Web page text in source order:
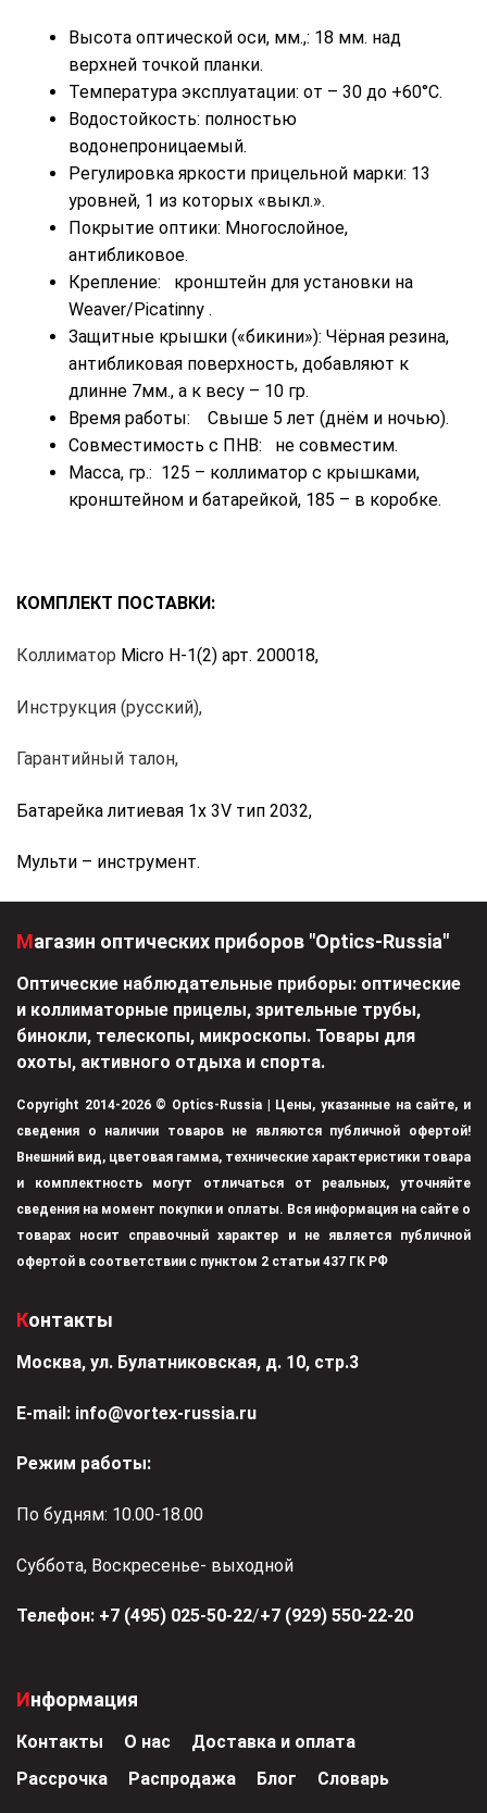
Высота оптической оси, мм.,: 18 мм. над
верхней точкой планки.
Температура эксплуатации: от – 30 до +60°C.
Водостойкость: полностью
водонепроницаемый.
Регулировка яркости прицельной марки: 13
уровней, 1 из которых «выкл.».
Покрытие оптики: Многослойное,
антибликовое.
Крепление: кронштейн для установки на
Weaver/Picatinny .
Защитные крышки («бикини»): Чёрная резина,
антибликовая поверхность, добавляют к
длинне 7мм., а к весу – 10 гр.
Время работы: Свыше 5 лет (днём и ночью).
Совместимость с ПНВ: не совместим.
Масса, гр.: 125 – коллиматор с крышками,
кронштейном и батарейкой, 185 – в коробке.
КОМПЛЕКТ ПОСТАВКИ:
Коллиматор Micro H-1(2) арт. 200018,
Инструкция (русский),
Гарантийный талон,
Батарейка литиевая 1х 3V тип 2032,
Мульти – инструмент.
Магазин оптических приборов "Optics-Russia"
Оптические наблюдательные приборы: оптические
и коллиматорные прицелы, зрительные трубы,
бинокли, телескопы, микроскопы. Товары для
охоты, активного отдыха и спорта.
Copyright 2014-2026 © Optics-Russia | Цены, указанные на сайте, и
сведения о наличии товаров не являются публичной офертой!
Внешний вид, цветовая гамма, технические характеристики товара
и комплектность могут отличаться от реальных, уточняйте
сведения на момент покупки и оплаты. Вся информация на сайте о
товарах носит справочный характер и не является публичной
офертой в соответствии с пунктом 2 статьи 437 ГК РФ
Контакты
Москва, ул. Булатниковская, д. 10, стр.3
Е-mail: info@vortex-russia.ru
Режим работы:
По будням: 10.00-18.00
Суббота, Воскресенье- выходной
Телефон: +7 (495) 025-50-22/+7 (929) 550-22-20
Информация
Контакты О нас
Доставка и оплата
Рассрочка
Распродажа Блог Словарь